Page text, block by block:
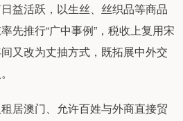
益活跃，以生丝、丝织品等商品
先推行“广中事例”，税收上复用宋
又改为丈抽方式，既拓展中外交
居澳门、允许百姓与外商直接贸